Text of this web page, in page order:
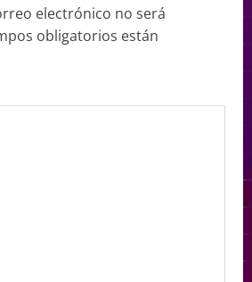
electrónico no será
obligatorios están